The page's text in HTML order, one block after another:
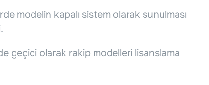
modelin kapalı sistem olarak sunulması
geçici olarak rakip modelleri lisanslama